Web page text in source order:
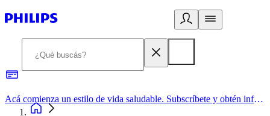
Acá comienza un estilo de vida saludable. Subscríbete y obtén información de primera mano